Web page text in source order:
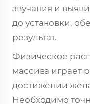
звучания и
до установки,
результат.
Физическое
массива играет
достижении
Необходимо